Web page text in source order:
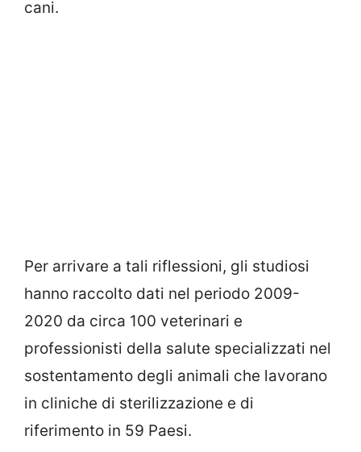
cani.
Per arrivare a tali riflessioni, gli studiosi
hanno raccolto dati nel periodo 2009-
2020 da circa 100 veterinari e
professionisti della salute specializzati nel
sostentamento degli animali che lavorano
in cliniche di sterilizzazione e di
riferimento in 59 Paesi.